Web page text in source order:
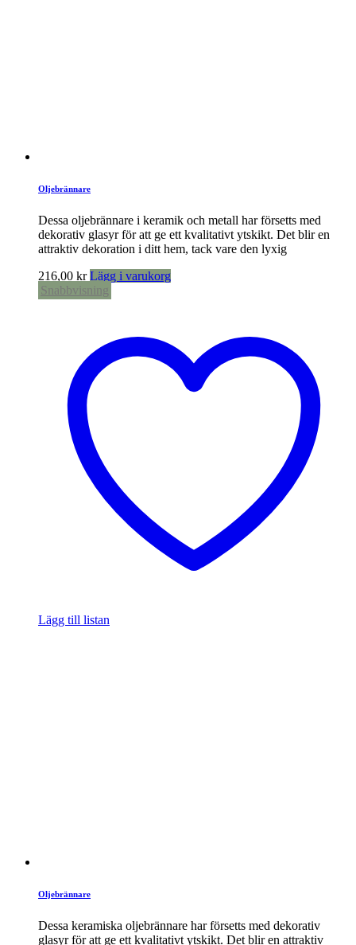
Oljebrännare
Dessa oljebrännare i keramik och metall har försetts med
dekorativ glasyr för att ge ett kvalitativt ytskikt. Det blir en
attraktiv dekoration i ditt hem, tack vare den lyxig
216,00 kr Lägg i varukorg
Snabbvisning
Lägg till listan
Oljebrännare
Dessa keramiska oljebrännare har försetts med dekorativ
glasyr för att ge ett kvalitativt ytskikt. Det blir en attraktiv